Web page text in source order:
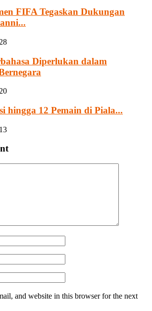
FIFA Tegaskan Dukungan
Diperlukan dalam
hingga 12 Pemain di Piala...
and website in this browser for the next